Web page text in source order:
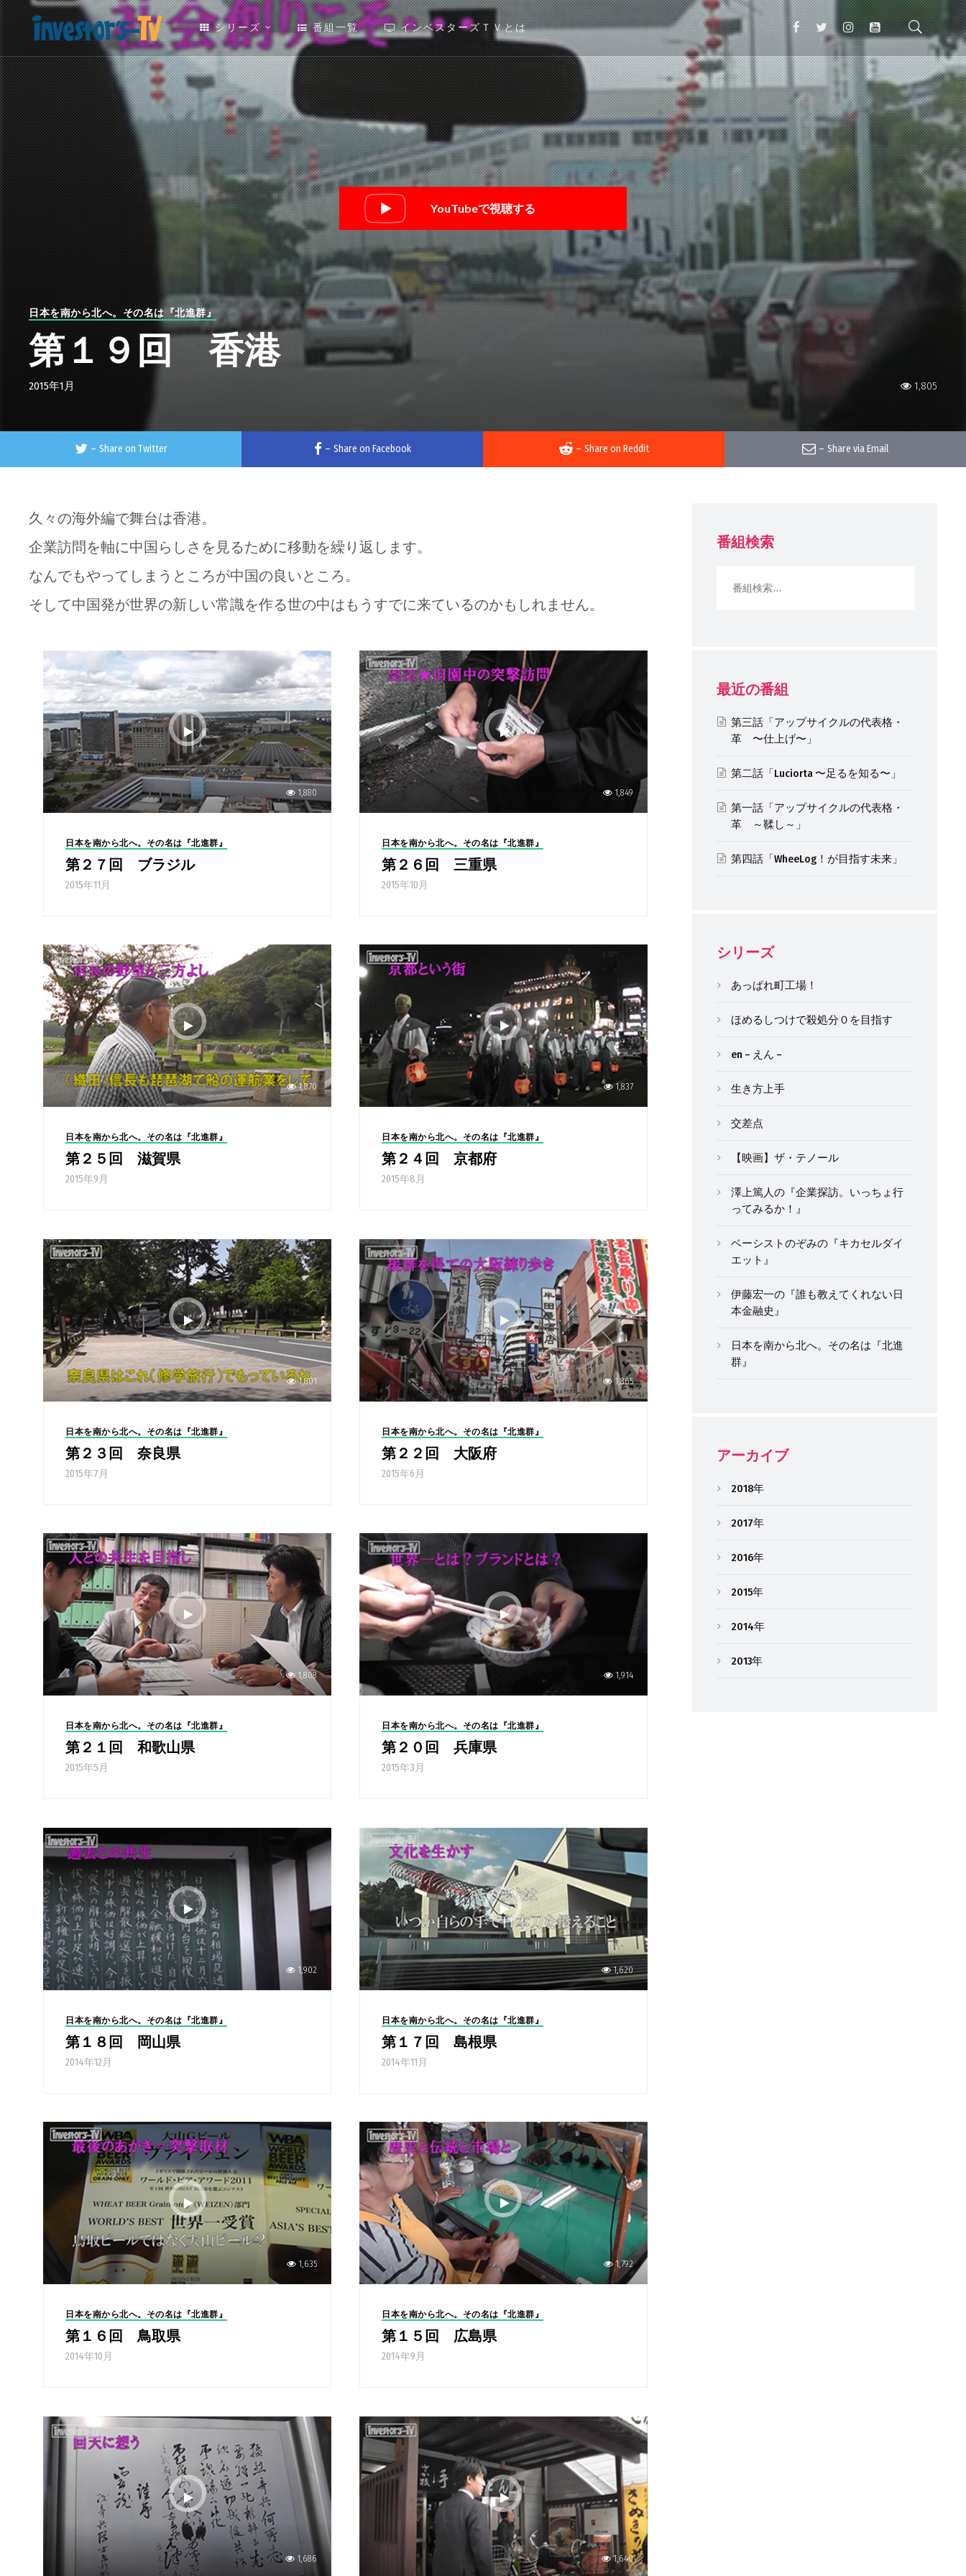
シリーズ 番組一覧 インベスターズＴＶとは
YouTubeで視聴する
1,805
日本を南から北へ。その名は『北進群』
第１９回 香港
2015年1月
– Share on Twitter – Share on Facebook – Share on Reddit – Share via Email
久々の海外編で舞台は香港。
企業訪問を軸に中国らしさを見るために移動を繰り返します。
なんでもやってしまうところが中国の良いところ。
そして中国発が世界の新しい常識を作る世の中はもうすでに来ているのかもしれません。
1,880
日本を南から北へ。その名は『北進群』
第２７回 ブラジル
2015年11月
1,849
日本を南から北へ。その名は『北進群』
第２６回 三重県
2015年10月
1,870
日本を南から北へ。その名は『北進群』
第２５回 滋賀県
2015年9月
1,837
日本を南から北へ。その名は『北進群』
第２４回 京都府
2015年8月
1,801
日本を南から北へ。その名は『北進群』
第２３回 奈良県
2015年7月
1,865
日本を南から北へ。その名は『北進群』
第２２回 大阪府
2015年6月
1,808
日本を南から北へ。その名は『北進群』
第２１回 和歌山県
2015年5月
1,914
日本を南から北へ。その名は『北進群』
第２０回 兵庫県
2015年3月
1,902
日本を南から北へ。その名は『北進群』
第１８回 岡山県
2014年12月
1,620
日本を南から北へ。その名は『北進群』
第１７回 島根県
2014年11月
1,635
日本を南から北へ。その名は『北進群』
第１６回 鳥取県
2014年10月
1,792
日本を南から北へ。その名は『北進群』
第１５回 広島県
2014年9月
1,686 1,640
番組検索
最近の番組
第三話「アップサイクルの代表格・
革 〜仕上げ〜」
第二話「Luciorta 〜足るを知る〜」
第一話「アップサイクルの代表格・
革 ～鞣し～」
第四話「WheeLog！が目指す未来」
シリーズ
あっぱれ町工場！
ほめるしつけで殺処分０を目指す
en – えん –
生き方上手
交差点
【映画】ザ・テノール
澤上篤人の『企業探訪。いっちょ行
ってみるか！』
ベーシストのぞみの『キカセルダイ
エット』
伊藤宏一の『誰も教えてくれない日
本金融史』
日本を南から北へ。その名は『北進
群』
アーカイブ
2018年
2017年
2016年
2015年
2014年
2013年